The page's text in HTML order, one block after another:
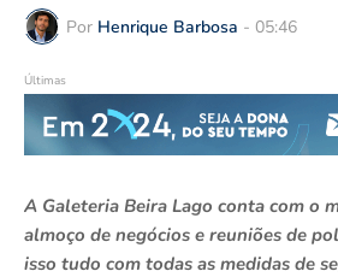
Por Henrique Barbosa - 05:46
Últimas
A Galeteria Beira Lago conta com o
almoço de negócios e reuniões de
isso tudo com todas as medidas de